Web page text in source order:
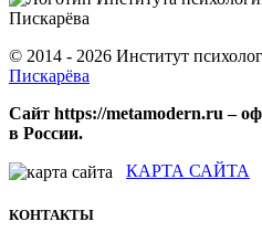
© 2014 - 2026 Институт
Пискарёва
Сайт https://metamodern.ru –
в России.
КАРТА САЙТА
КОНТАКТЫ